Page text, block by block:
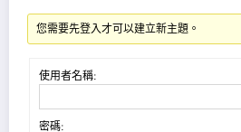
您需要先登入才可以建立新主題。
使用者名稱:
密碼: